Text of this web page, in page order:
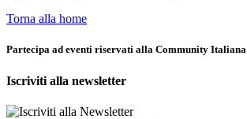
Torna alla home
Partecipa ad eventi riservati alla Community Italiana
Iscriviti alla newsletter